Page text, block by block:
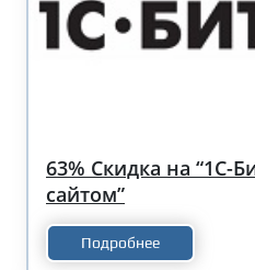
63% Скидка на “1С-
сайтом”
Подробнее